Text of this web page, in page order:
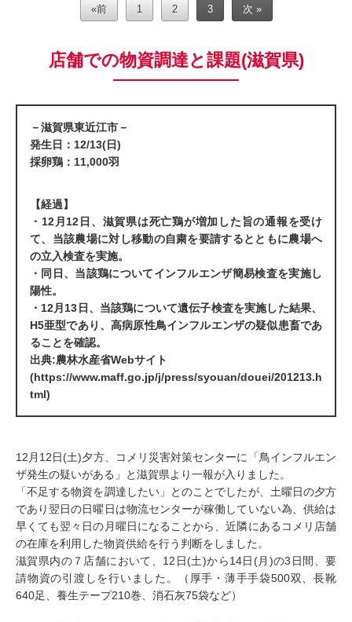
«前 1 2 3 次 »
店舗での物資調達と課題(滋賀県)
－滋賀県東近江市－
発生日：12/13(日)
採卵鶏：11,000羽
【経過】
・12月12日、滋賀県は死亡鶏が増加した旨の通報を受け
て、当該農場に対し移動の自粛を要請するとともに農場へ
の立入検査を実施。
・同日、当該鶏についてインフルエンザ簡易検査を実施し
陽性。
・12月13日、当該鶏について遺伝子検査を実施した結果、
H5亜型であり、高病原性鳥インフルエンザの疑似患畜であ
ることを確認。
出典:農林水産省Webサイト
(https://www.maff.go.jp/j/press/syouan/douei/201213.h
tml)
12月12日(土)夕方、コメリ災害対策センターに「鳥インフルエン
ザ発生の疑いがある」と滋賀県より一報が入りました。
「不足する物資を調達したい」とのことでしたが、土曜日の夕方
であり翌日の日曜日は物流センターが稼働していない為、供給は
早くても翌々日の月曜日になることから、近隣にあるコメリ店舗
の在庫を利用した物資供給を行う判断をしました。
滋賀県内の７店舗において、12日(土)から14日(月)の3日間、要
請物資の引渡しを行いました。（厚手・薄手手袋500双、長靴
640足、養生テープ210巻、消石灰75袋など）